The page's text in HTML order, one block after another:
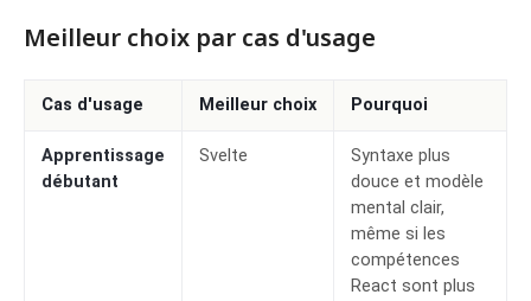
Meilleur choix par cas d'usage
Cas d'usage Meilleur choix Pourquoi
Apprentissage
débutant
Svelte
Syntaxe plus
douce et modèle
mental clair,
même si les
compétences
React sont plus